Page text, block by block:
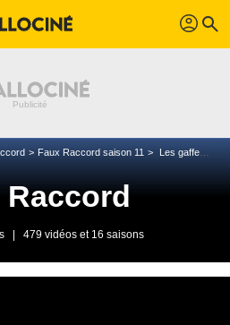
profil search
Faux Raccord saison 11 Les gaffes et erreurs du Gendarme de Saint-Tropez
Raccord
479 vidéos et 16 saisons